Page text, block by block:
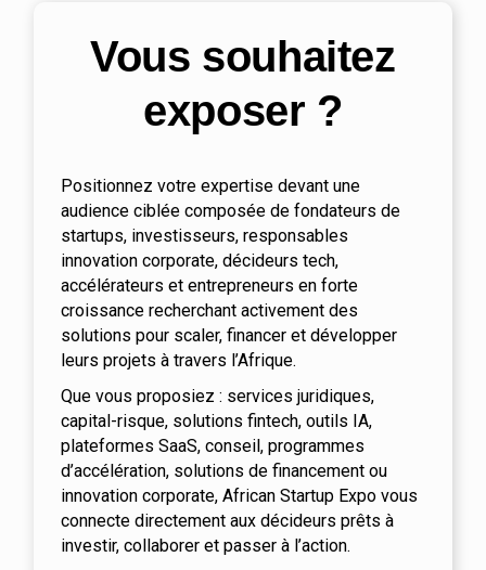
Vous souhaitez
exposer ?
Positionnez votre expertise devant une
audience ciblée composée de fondateurs de
startups, investisseurs, responsables
innovation corporate, décideurs tech,
accélérateurs et entrepreneurs en forte
croissance recherchant activement des
solutions pour scaler, financer et développer
leurs projets à travers l’Afrique.
Que vous proposiez : services juridiques,
capital-risque, solutions fintech, outils IA,
plateformes SaaS, conseil, programmes
d’accélération, solutions de financement ou
innovation corporate, African Startup Expo vous
connecte directement aux décideurs prêts à
investir, collaborer et passer à l’action.